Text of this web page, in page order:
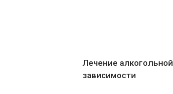
Лечение алкогольной
зависимости